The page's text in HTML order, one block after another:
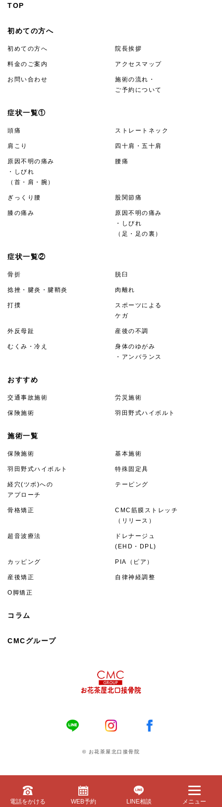
TOP
初めての方へ
初めての方へ 院長挨拶
料金のご案内 アクセスマップ
お問い合わせ
施術の流れ・
ご予約について
症状一覧①
頭痛 ストレートネック
肩こり 四十肩・五十肩
原因不明の痛み
・しびれ
（首・肩・腕）
腰痛
ぎっくり腰 股関節痛
膝の痛み
原因不明の痛み
・しびれ
（足・足の裏）
症状一覧②
骨折 脱臼
捻挫・腱炎・腱鞘炎 肉離れ
打撲
スポーツによる
ケガ
外反母趾 産後の不調
むくみ・冷え
身体のゆがみ
・アンバランス
おすすめ
交通事故施術 労災施術
保険施術 羽田野式ハイボルト
施術一覧
保険施術 基本施術
羽田野式ハイボルト 特殊固定具
経穴(ツボ)への
アプローチ
テーピング
骨格矯正
CMC筋膜ストレッチ
（リリース）
超音波療法
ドレナージュ
(EHD・DPL)
カッピング PIA（ピア）
産後矯正 自律神経調整
O脚矯正
コラム
CMCグループ
© お花茶屋北口接骨院
電話をかける WEB予約 LINE相談 メニュー